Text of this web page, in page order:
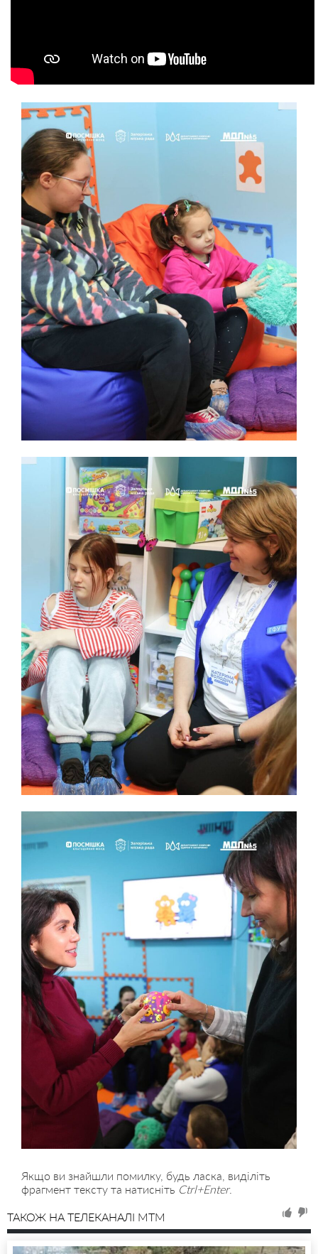
Якщо ви знайшли помилку, будь ласка, виділіть
фрагмент тексту та натисніть Ctrl+Enter.
ТАКОЖ НА ТЕЛЕКАНАЛІ MTM